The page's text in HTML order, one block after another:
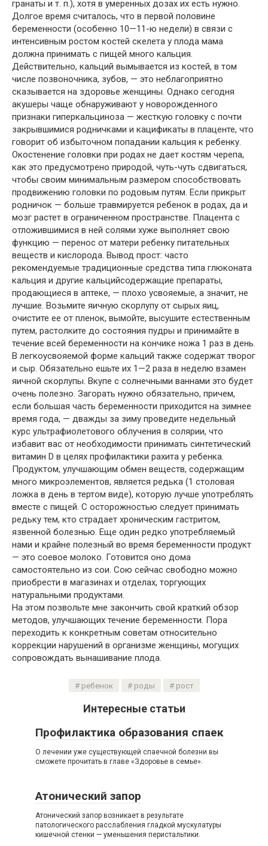
гранаты и т. п.), хотя в умеренных дозах их есть нужно.
Долгое время считалось, что в первой половине
беременности (особенно 10—11-ю недели) в связи с
интенсивным ростом костей скелета у плода мама
должна принимать с пищей много кальция.
Действительно, кальций вымывается из костей, в том
числе позвоночника, зубов, — это неблагоприятно
сказывается на здоровье женщины. Однако сегодня
акушеры чаще обнаруживают у новорожденного
признаки гиперкальциноза — жесткую головку с почти
закрывшимися родничками и кацификаты в плаценте, что
говорит об избыточном попадании кальция к ребенку.
Окостенение головки при родах не дает костям черепа,
как это предусмотрено природой, чуть-чуть сдвигаться,
чтобы своим минимальным размером способствовать
продвижению головки по родовым путям. Если прикрыт
родничок — больше травмируется ребенок в родах, да и
мозг растет в ограниченном пространстве. Плацента с
отложившимися в ней солями хуже выполняет свою
функцию — перенос от матери ребенку питательных
веществ и кислорода. Вывод прост: часто
рекомендуемые традиционные средства типа глюконата
кальция и другие кальцийсодержащие препараты,
продающиеся в аптеке, — плохо усвояемые, а значит, не
лучшие. Возьмите яичную скорлупу от сырых яиц,
очистите ее от пленок, вымойте, высушите естественным
путем, растолките до состояния пудры и принимайте в
течение всей беременности на кончике ножа 1 раз в день.
В легкоусвояемой форме кальций также содержат творог
и сыр. Обязательно ешьте их 1—2 раза в неделю взамен
яичной скорлупы. Вкупе с солнечными ваннами это будет
очень полезно. Загорать нужно обязательно, причем,
если большая часть беременности приходится на зимнее
время года, — дважды за зиму проведите недельный
курс ультрафиолетового облучения в солярии, что
избавит вас от необходимости принимать синтетический
витамин D в целях профилактики рахита у ребенка.
Продуктом, улучшающим обмен веществ, содержащим
много микроэлементов, является редька (1 столовая
ложка в день в тертом виде), которую лучше употреблять
вместе с пищей. С осторожностью следует принимать
редьку тем, кто страдает хроническим гастритом,
язвенной болезнью. Еще один редко употребляемый
нами и крайне полезный во время беременности продукт
— это соевое молоко. Готовится оно дома
самостоятельно из сои. Сою сейчас свободно можно
приобрести в магазинах и отделах, торгующих
натуральными продуктами.
На этом позвольте мне закончить свой краткий обзор
методов, улучшающих течение беременности. Пора
переходить к конкретным советам относительно
коррекции нарушений в организме женщины, могущих
сопровождать вынашивание плода.
ребенок роды рост
Интересные статьи
Профилактика образования спаек
О лечении уже существующей спаечной болезни вы
сможете прочитать в главе «Здоровье в семье».
Атонический запор
Атонический запор возникает в результате
патологического расслабления гладкой мускулатуры
кишечной стенки — уменьшения перистальтики.